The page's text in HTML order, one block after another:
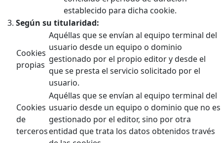
establecido para dicha cookie.
Según su titularidad:
Cookies
propias
Aquéllas que se envían al equipo terminal del
usuario desde un equipo o dominio
gestionado por el propio editor y desde el
que se presta el servicio solicitado por el
usuario.
Cookies
de
terceros
Aquéllas que se envían al equipo terminal del
usuario desde un equipo o dominio que no es
gestionado por el editor, sino por otra
entidad que trata los datos obtenidos través